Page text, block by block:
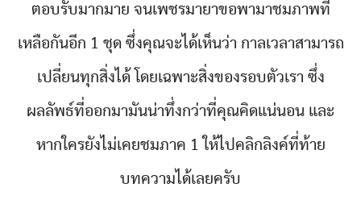
ตอบรับมากมาย จนเพชรมายาขอพามาชมภาพที่
เหลือกันอีก 1 ชุด ซึ่งคุณจะได้เห็นว่า กาลเวลาสามารถ
เปลี่ยนทุกสิ่งได้ โดยเฉพาะสิ่งของรอบตัวเรา ซึ่ง
ผลลัพธ์ที่ออกมามันน่าทึ่งกว่าที่คุณคิดแน่นอน และ
หากใครยังไม่เคยชมภาค 1 ให้ไปคลิกลิงค์ที่ท้าย
บทความได้เลยครับ